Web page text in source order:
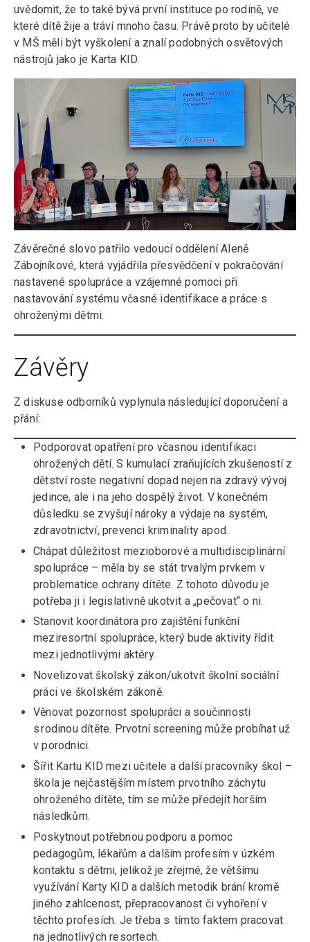
uvědomit, že to také bývá první instituce po rodině, ve
které dítě žije a tráví mnoho času. Právě proto by učitelé
v MŠ měli být vyškolení a znalí podobných osvětových
nástrojů jako je Karta KID.
Závěrečné slovo patřilo vedoucí oddělení Aleně
Zábojníkové, která vyjádřila přesvědčení v pokračování
nastavené spolupráce a vzájemné pomoci při
nastavování systému včasné identifikace a práce s
ohroženými dětmi.
Závěry
Z diskuse odborníků vyplynula následující doporučení a
přání:
Podporovat opatření pro včasnou identifikaci
ohrožených dětí. S kumulací zraňujících zkušeností z
dětství roste negativní dopad nejen na zdravý vývoj
jedince, ale i na jeho dospělý život. V konečném
důsledku se zvyšují nároky a výdaje na systém,
zdravotnictví, prevenci kriminality apod.
Chápat důležitost mezioborové a multidisciplinární
spolupráce – měla by se stát trvalým prvkem v
problematice ochrany dítěte. Z tohoto důvodu je
potřeba ji i legislativně ukotvit a „pečovat“ o ni.
Stanovit koordinátora pro zajištění funkční
meziresortní spolupráce, který bude aktivity řídit
mezi jednotlivými aktéry.
Novelizovat školský zákon/ukotvit školní sociální
práci ve školském zákoně.
Věnovat pozornost spolupráci a součinnosti
s rodinou dítěte. Prvotní screening může probíhat už
v porodnici.
Šířit Kartu KID mezi učitele a další pracovníky škol –
škola je nejčastějším místem prvotního záchytu
ohroženého dítěte, tím se může předejít horším
následkům.
Poskytnout potřebnou podporu a pomoc
pedagogům, lékařům a dalším profesím v úzkém
kontaktu s dětmi, jelikož je zřejmé, že většímu
využívání Karty KID a dalších metodik brání kromě
jiného zahlcenost, přepracovanost či vyhoření v
těchto profesích. Je třeba s tímto faktem pracovat
na jednotlivých resortech.